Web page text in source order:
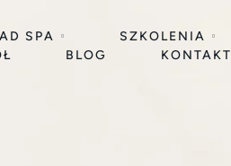
SPA SZKOLENIA
BLOG KONTAKT